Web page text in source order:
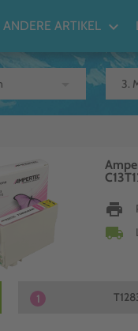
ANDERE ARTIKEL keyboard_arrow_down
print
local_shipping
1